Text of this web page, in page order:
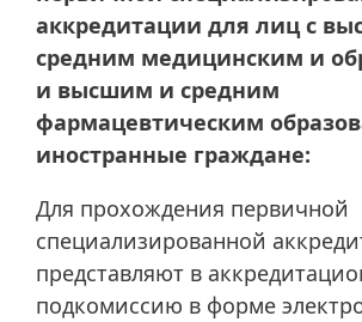
аккредитации для лиц с
средним медицинским и
и высшим и средним
фармацевтическим
иностранные граждане:
Для прохождения первичной
специализированной
представляют в
подкомиссию в форме